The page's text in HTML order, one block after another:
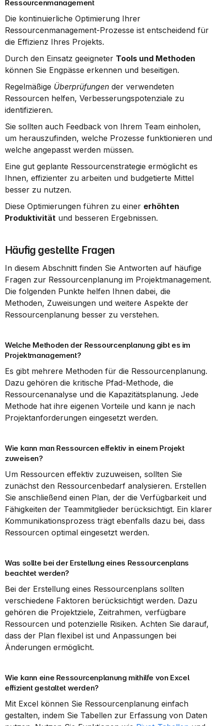
Ressourcenmanagement
Die kontinuierliche Optimierung Ihrer
Ressourcenmanagement-Prozesse ist entscheidend für
die Effizienz Ihres Projekts.
Durch den Einsatz geeigneter Tools und Methoden
können Sie Engpässe erkennen und beseitigen.
Regelmäßige Überprüfungen der verwendeten
Ressourcen helfen, Verbesserungspotenziale zu
identifizieren.
Sie sollten auch Feedback von Ihrem Team einholen,
um herauszufinden, welche Prozesse funktionieren und
welche angepasst werden müssen.
Eine gut geplante Ressourcenstrategie ermöglicht es
Ihnen, effizienter zu arbeiten und budgetierte Mittel
besser zu nutzen.
Diese Optimierungen führen zu einer erhöhten
Produktivität und besseren Ergebnissen.
Häufig gestellte Fragen
In diesem Abschnitt finden Sie Antworten auf häufige
Fragen zur Ressourcenplanung im Projektmanagement.
Die folgenden Punkte helfen Ihnen dabei, die
Methoden, Zuweisungen und weitere Aspekte der
Ressourcenplanung besser zu verstehen.
Welche Methoden der Ressourcenplanung gibt es im
Projektmanagement?
Es gibt mehrere Methoden für die Ressourcenplanung.
Dazu gehören die kritische Pfad-Methode, die
Ressourcenanalyse und die Kapazitätsplanung. Jede
Methode hat ihre eigenen Vorteile und kann je nach
Projektanforderungen eingesetzt werden.
Wie kann man Ressourcen effektiv in einem Projekt
zuweisen?
Um Ressourcen effektiv zuzuweisen, sollten Sie
zunächst den Ressourcenbedarf analysieren. Erstellen
Sie anschließend einen Plan, der die Verfügbarkeit und
Fähigkeiten der Teammitglieder berücksichtigt. Ein klarer
Kommunikationsprozess trägt ebenfalls dazu bei, dass
Ressourcen optimal eingesetzt werden.
Was sollte bei der Erstellung eines Ressourcenplans
beachtet werden?
Bei der Erstellung eines Ressourcenplans sollten
verschiedene Faktoren berücksichtigt werden. Dazu
gehören die Projektziele, Zeitrahmen, verfügbare
Ressourcen und potenzielle Risiken. Achten Sie darauf,
dass der Plan flexibel ist und Anpassungen bei
Änderungen ermöglicht.
Wie kann eine Ressourcenplanung mithilfe von Excel
effizient gestaltet werden?
Mit Excel können Sie Ressourcenplanung einfach
gestalten, indem Sie Tabellen zur Erfassung von Daten